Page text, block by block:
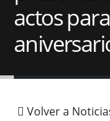
actos
Volver a